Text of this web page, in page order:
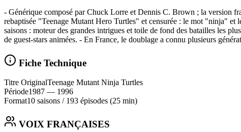
- Générique composé par Chuck Lorre et Dennis C. Brown ; la version
rebaptisée "Teenage Mutant Hero Turtles" et censurée : le mot "ninja" et
saisons : moteur des grandes intrigues et toile de fond des batailles les
de guest‑stars animées. - En France, le doublage a connu plusieurs
Fiche Technique
Titre OriginalTeenage Mutant Ninja Turtles
Période1987 — 1996
Format10 saisons / 193 épisodes (25 min)
VOIX FRANÇAISES